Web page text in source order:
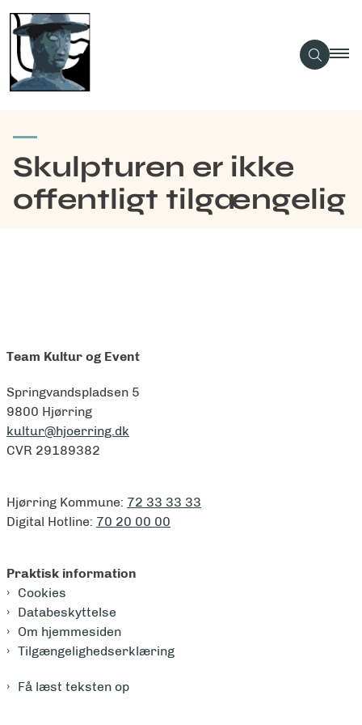
Skulpturen er ikke
offentligt tilgængelig
Team Kultur og Event
Springvandspladsen 5
9800 Hjørring
kultur@hjoerring.dk
CVR 29189382
Hjørring Kommune: 72 33 33 33
Digital Hotline: 70 20 00 00
Praktisk information
Cookies
Databeskyttelse
Om hjemmesiden
Tilgængelighedserklæring
Få læst teksten op